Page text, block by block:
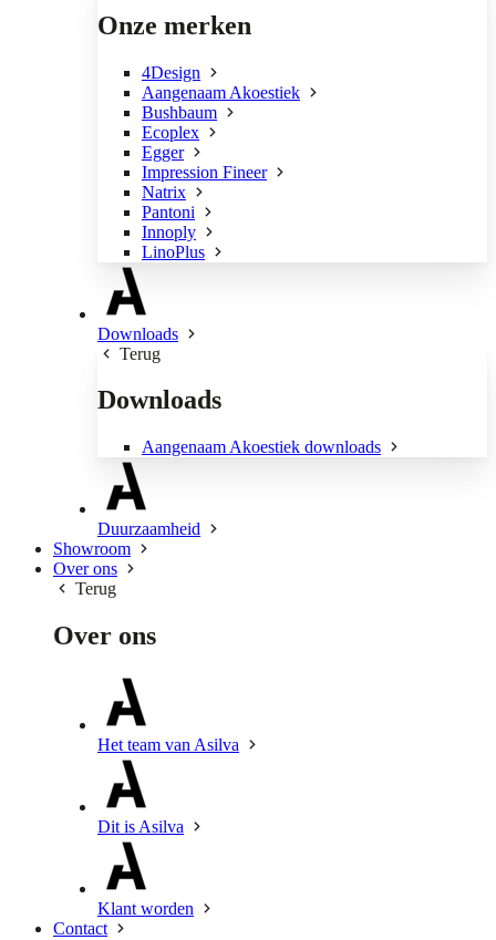
Onze merken
4Design
Aangenaam Akoestiek
Bushbaum
Ecoplex
Egger
Impression Fineer
Natrix
Pantoni
Innoply
LinoPlus
Downloads
Terug
Downloads
Aangenaam Akoestiek downloads
Duurzaamheid
Showroom
Over ons
Terug
Over ons
Het team van Asilva
Dit is Asilva
Klant worden
Contact